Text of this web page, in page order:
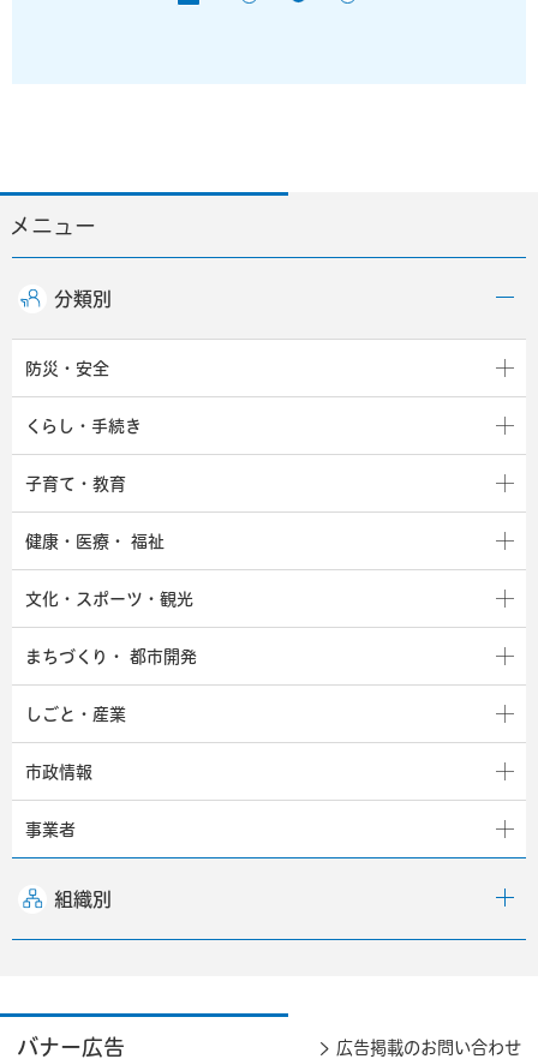
メニュー
分類別
防災・安全
くらし・手続き
子育て・教育
健康・医療・ 福祉
文化・スポーツ・観光
まちづくり・ 都市開発
しごと・産業
市政情報
事業者
組織別
バナー広告 広告掲載のお問い合わせ